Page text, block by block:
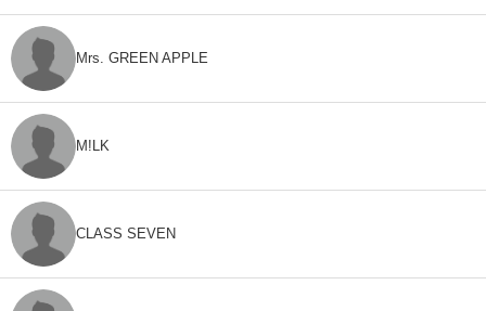
Mrs. GREEN APPLE
M!LK
CLASS SEVEN